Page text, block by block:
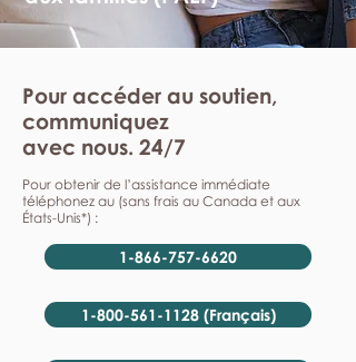
Pour accéder au soutien,
communiquez
avec nous. 24/7
Pour obtenir de l’assistance immédiate
téléphonez au (sans frais au Canada et aux
États-Unis*) :
1-866-757-6620
1-800-561-1128 (Français)